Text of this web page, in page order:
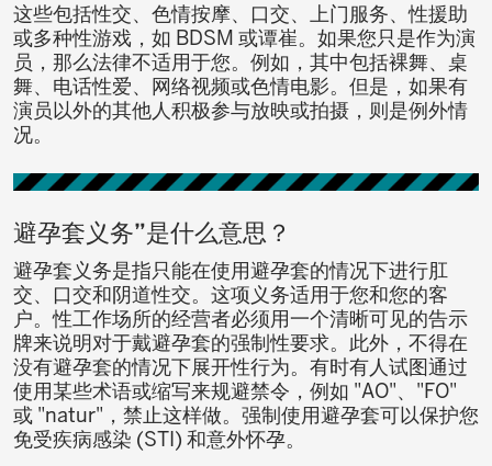
这些包括性交、色情按摩、口交、上门服务、性援助
或多种性游戏，如 BDSM 或谭崔。如果您只是作为演
员，那么法律不适用于您。例如，其中包括裸舞、桌
舞、电话性爱、网络视频或色情电影。但是，如果有
演员以外的其他人积极参与放映或拍摄，则是例外情
况。
避孕套义务”是什么意思？
避孕套义务是指只能在使用避孕套的情况下进行肛
交、口交和阴道性交。这项义务适用于您和您的客
户。性工作场所的经营者必须用一个清晰可见的告示
牌来说明对于戴避孕套的强制性要求。此外，不得在
没有避孕套的情况下展开性行为。有时有人试图通过
使用某些术语或缩写来规避禁令，例如 "AO"、"FO"
或 "natur"，禁止这样做。强制使用避孕套可以保护您
免受疾病感染 (STI) 和意外怀孕。